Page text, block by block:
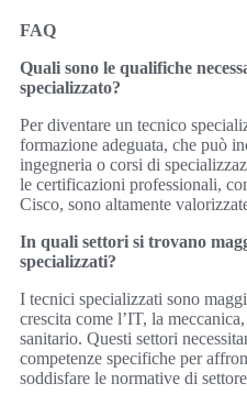
FAQ
Quali sono le qualifiche
specializzato?
Per diventare un tecnico
formazione adeguata, che può
ingegneria o corsi di
le certificazioni professionali,
Cisco, sono altamente
In quali settori si trovano
specializzati?
I tecnici specializzati sono
crescita come l’IT, la
sanitario. Questi settori
competenze specifiche per
soddisfare le normative di